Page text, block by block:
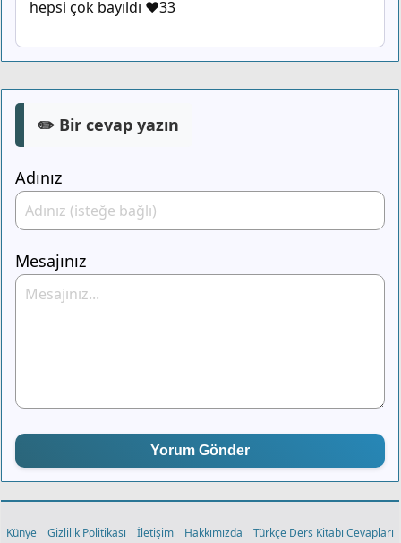
hepsi çok bayıldı ❤33
✏️ Bir cevap yazın
Adınız
Mesajınız
Yorum Gönder
Künye Gizlilik Politikası İletişim Hakkımızda Türkçe Ders Kitabı Cevapları